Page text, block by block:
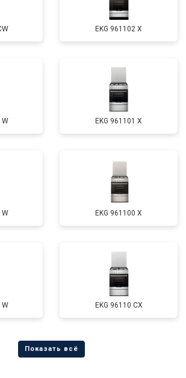
EKG 961102 X
W EKG 961101 X
W EKG 961100 X
W EKG 96110 CX